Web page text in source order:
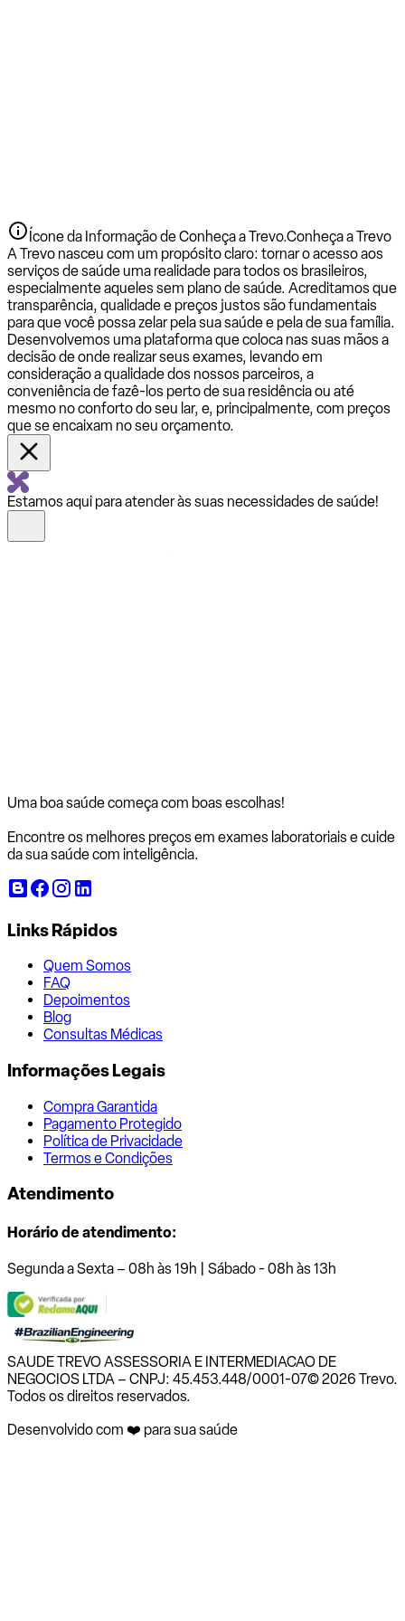
Ícone da Informação de Conheça a Trevo.Conheça a Trevo
A Trevo nasceu com um propósito claro: tornar o acesso aos
serviços de saúde uma realidade para todos os brasileiros,
especialmente aqueles sem plano de saúde. Acreditamos que
transparência, qualidade e preços justos são fundamentais
para que você possa zelar pela sua saúde e pela de sua família.
Desenvolvemos uma plataforma que coloca nas suas mãos a
decisão de onde realizar seus exames, levando em
consideração a qualidade dos nossos parceiros, a
conveniência de fazê-los perto de sua residência ou até
mesmo no conforto do seu lar, e, principalmente, com preços
que se encaixam no seu orçamento.
Estamos aqui para atender às suas necessidades de saúde!
Uma boa saúde começa com boas escolhas!
Encontre os melhores preços em exames laboratoriais e cuide
da sua saúde com inteligência.
Links Rápidos
Quem Somos
FAQ
Depoimentos
Blog
Consultas Médicas
Informações Legais
Compra Garantida
Pagamento Protegido
Política de Privacidade
Termos e Condições
Atendimento
Horário de atendimento:
Segunda a Sexta – 08h às 19h | Sábado - 08h às 13h
SAUDE TREVO ASSESSORIA E INTERMEDIACAO DE
NEGOCIOS LTDA – CNPJ: 45.453.448/0001-07© 2026 Trevo.
Todos os direitos reservados.
Desenvolvido com ❤️ para sua saúde